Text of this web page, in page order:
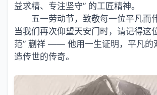
益求精、专注坚守” 的工匠精神。
五一劳动节，致敬每一位平凡而
当我们再次仰望天安门时，请记得这
范” 蒯祥 —— 他用一生证明，平凡的
造传世的传奇。